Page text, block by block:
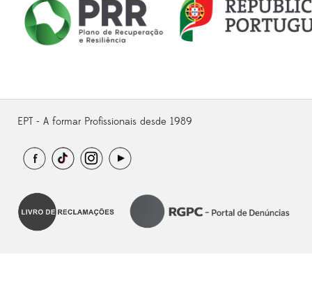
EPT - A formar Profissionais desde 1989